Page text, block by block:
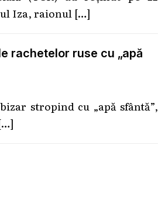
Iza, raionul […]
rachetelor ruse cu „apă
stropind cu „apă sfântă”,